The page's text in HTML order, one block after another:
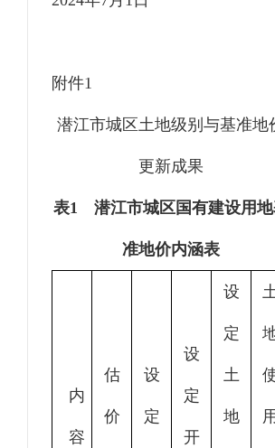
附件1
潜江市城区土地级别与基准地
更新成果
表1 潜江市城区国有建设用
准地价内涵表
内
容
估
价
设
定
设
定
开
设
定
土
地 用